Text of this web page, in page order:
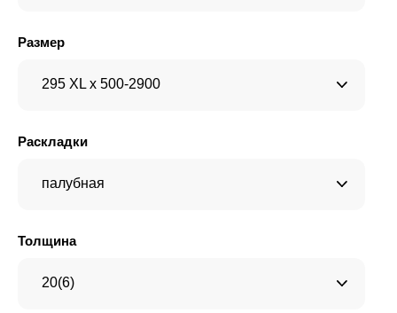
Размер
295 XL x 500-2900
Раскладки
палубная
Толщина
20(6)